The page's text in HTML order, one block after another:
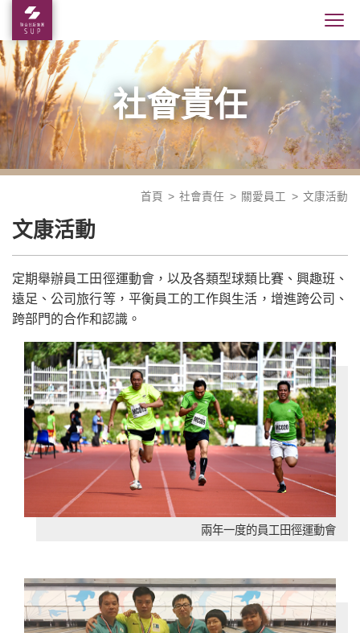
社會責任
首頁 社會責任 關愛員工 文康活動
文康活動
定期舉辦員工田徑運動會，以及各類型球類比賽、興趣班、
遠足、公司旅行等，平衡員工的工作與生活，增進跨公司、
跨部門的合作和認識。
兩年一度的員工田徑運動會